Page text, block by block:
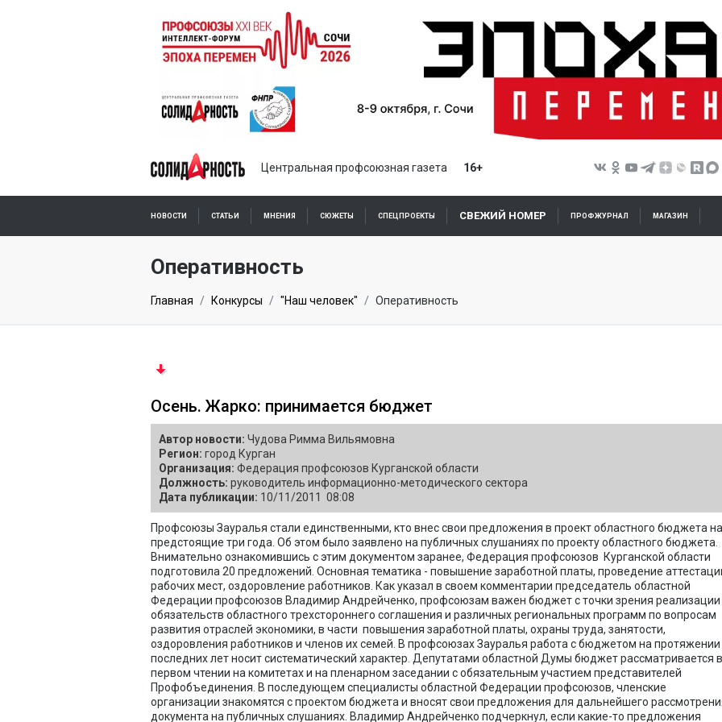
Центральная профсоюзная газета 16+
НОВОСТИ СТАТЬИ МНЕНИЯ СЮЖЕТЫ СПЕЦПРОЕКТЫ СВЕЖИЙ НОМЕР ПРОФЖУРНАЛ МАГАЗИН
Оперативность
Главная Конкурсы "Наш человек" Оперативность
Осень. Жарко: принимается бюджет
Автор новости: Чудова Римма Вильямовна
Регион: город Курган
Организация: Федерация профсоюзов Курганской области
Должность: руководитель информационно-методического сектора
Дата публикации: 10/11/2011 08:08
Профсоюзы Зауралья стали единственными, кто внес свои предложения в проект областного бюджета на
предстоящие три года. Об этом было заявлено на публичных слушаниях по проекту областного бюджета.
Внимательно ознакомившись с этим документом заранее, Федерация профсоюзов Курганской области
подготовила 20 предложений. Основная тематика - повышение заработной платы, проведение
рабочих мест, оздоровление работников. Как указал в своем комментарии председатель областной
Федерации профсоюзов Владимир Андрейченко, профсоюзам важен бюджет с точки зрения реализации
обязательств областного трехстороннего соглашения и различных региональных программ по вопросам
развития отраслей экономики, в части повышения заработной платы, охраны труда, занятости,
оздоровления работников и членов их семей. В профсоюзах Зауралья работа с бюджетом на протяжении
последних лет носит систематический характер. Депутатами областной Думы бюджет рассматривается в
первом чтении на комитетах и на пленарном заседании с обязательным участием представителей
Профобъединения. В последующем специалисты областной Федерации профсоюзов, членские
организации знакомятся с проектом бюджета и вносят свои предложения для дальнейшего
документа на публичных слушаниях. Владимир Андрейченко подчеркнул, если какие-то предложения